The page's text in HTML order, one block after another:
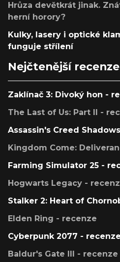
Hrůza devětkrát jinak.
herní horory?
Kulky, lasery i optické
funguje střílení
Nejčtenější recenze
Zaklínač 3: Divoký hon -
The Last of Us: Part II -
Assassin's Creed
Kingdom Come:
Farming Simulator 25 -
Hogwarts Legacy -
Stalker 2: Heart of
Elden Ring - recenze
Cyberpunk 2077 - recenze
Baldur's Gate III - recenze